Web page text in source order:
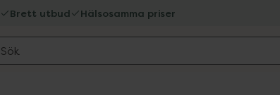
Brett utbud Hälsosamma priser
Sök